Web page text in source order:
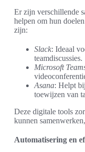
Er zijn verschillende
helpen om hun
zijn:
Slack: Ideaal
teamdiscussies.
Microsoft
Asana: Helpt
toewijzen van
Deze digitale tools
kunnen
Automatisering en